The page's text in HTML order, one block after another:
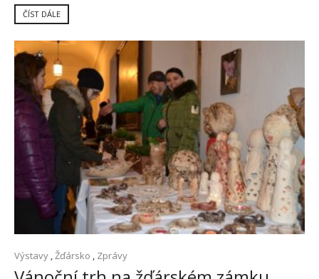
ČÍST DÁLE
Výstavy Žďársko Zprávy